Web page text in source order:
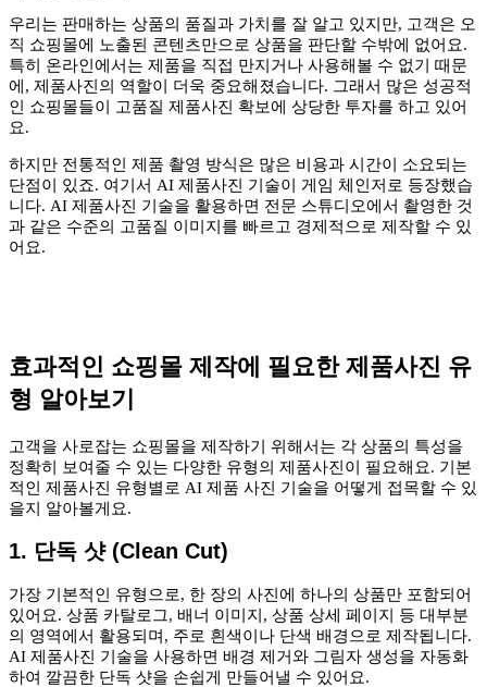
우리는 판매하는 상품의 품질과 가치를 잘 알고 있지만, 고객은 오
직 쇼핑몰에 노출된 콘텐츠만으로 상품을 판단할 수밖에 없어요.
특히 온라인에서는 제품을 직접 만지거나 사용해볼 수 없기 때문
에, 제품사진의 역할이 더욱 중요해졌습니다. 그래서 많은 성공적
인 쇼핑몰들이 고품질 제품사진 확보에 상당한 투자를 하고 있어
요.
하지만 전통적인 제품 촬영 방식은 많은 비용과 시간이 소요되는
단점이 있죠. 여기서 AI 제품사진 기술이 게임 체인저로 등장했습
니다. AI 제품사진 기술을 활용하면 전문 스튜디오에서 촬영한 것
과 같은 수준의 고품질 이미지를 빠르고 경제적으로 제작할 수 있
어요.
효과적인 쇼핑몰 제작에 필요한 제품사진 유
형 알아보기
고객을 사로잡는 쇼핑몰을 제작하기 위해서는 각 상품의 특성을
정확히 보여줄 수 있는 다양한 유형의 제품사진이 필요해요. 기본
적인 제품사진 유형별로 AI 제품 사진 기술을 어떻게 접목할 수 있
을지 알아볼게요.
1. 단독 샷 (Clean Cut)
가장 기본적인 유형으로, 한 장의 사진에 하나의 상품만 포함되어
있어요. 상품 카탈로그, 배너 이미지, 상품 상세 페이지 등 대부분
의 영역에서 활용되며, 주로 흰색이나 단색 배경으로 제작됩니다.
AI 제품사진 기술을 사용하면 배경 제거와 그림자 생성을 자동화
하여 깔끔한 단독 샷을 손쉽게 만들어낼 수 있어요.